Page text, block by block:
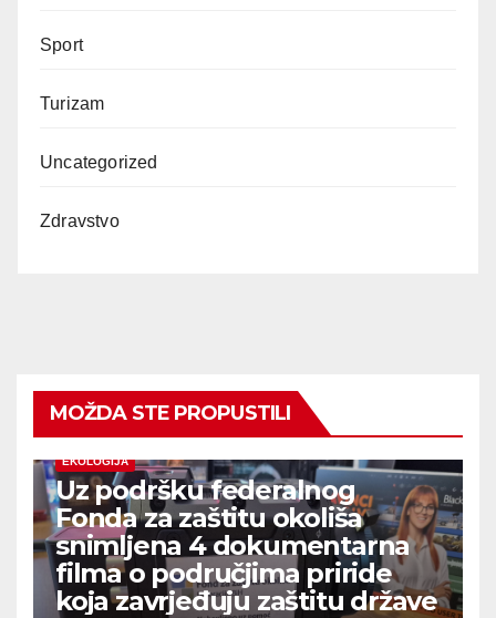
Sport
Turizam
Uncategorized
Zdravstvo
MOŽDA STE PROPUSTILI
EKOLOGIJA
Uz podršku federalnog
Fonda za zaštitu okoliša
snimljena 4 dokumentarna
filma o područjima priride
koja zavrjeđuju zaštitu države